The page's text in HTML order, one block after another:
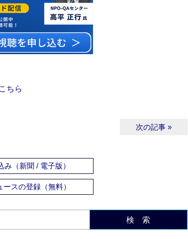
ちら
次の記事 »
み（新聞 / 電子版）
ースの登録（無料）
検 索